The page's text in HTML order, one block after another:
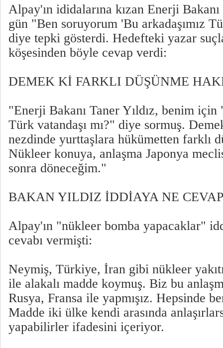
Alpay'ın ididalarına kızan Enerji
gün "Ben soruyorum 'Bu arkadaşımız
diye tepki gösterdi. Hedefteki yazar
köşesinden böyle cevap verdi:
DEMEK Kİ FARKLI DÜŞÜNME
"Enerji Bakanı Taner Yıldız, benim için
Türk vatandaşı mı?" diye sormuş.
nezdinde yurttaşlara hükümetten farklı
Nükleer konuya, anlaşma Japonya
sonra döneceğim."
BAKAN YILDIZ İDDİAYA NE
Alpay'ın "nükleer bomba yapacaklar"
cevabı vermişti:
Neymiş, Türkiye, İran gibi nükleer
ile alakalı madde koymuş. Biz bu
Rusya, Fransa ile yapmışız. Hepsinde
Madde iki ülke kendi arasında
yapabilirler ifadesini içeriyor.